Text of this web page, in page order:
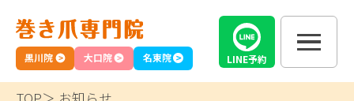
名東院
黒川院 大口院 LINE予約